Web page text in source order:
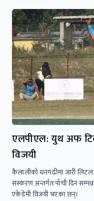
एलपीएल: युथ अफ
विजयी
कैलालीको धनगढीमा जारी
संस्करण अन्तर्गत पाँचौ दिन
एकेडेमी विजयी भएका छन्।